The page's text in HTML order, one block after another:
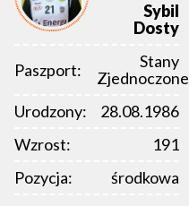
Sybil
Dosty
Paszport:
Stany
Zjednoczone
Urodzony:
28.08.1986
Wzrost:
191
Pozycja:
środkowa